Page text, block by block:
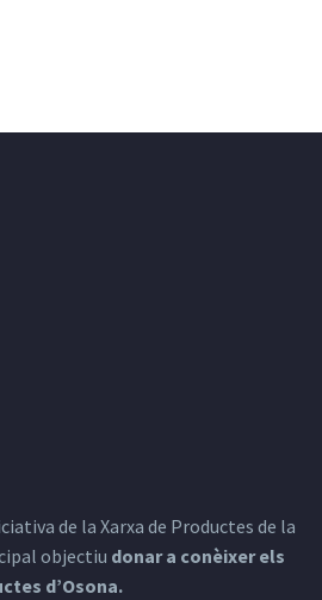
de la Xarxa de Productes de la
objectiu donar a conèixer els
d’Osona.